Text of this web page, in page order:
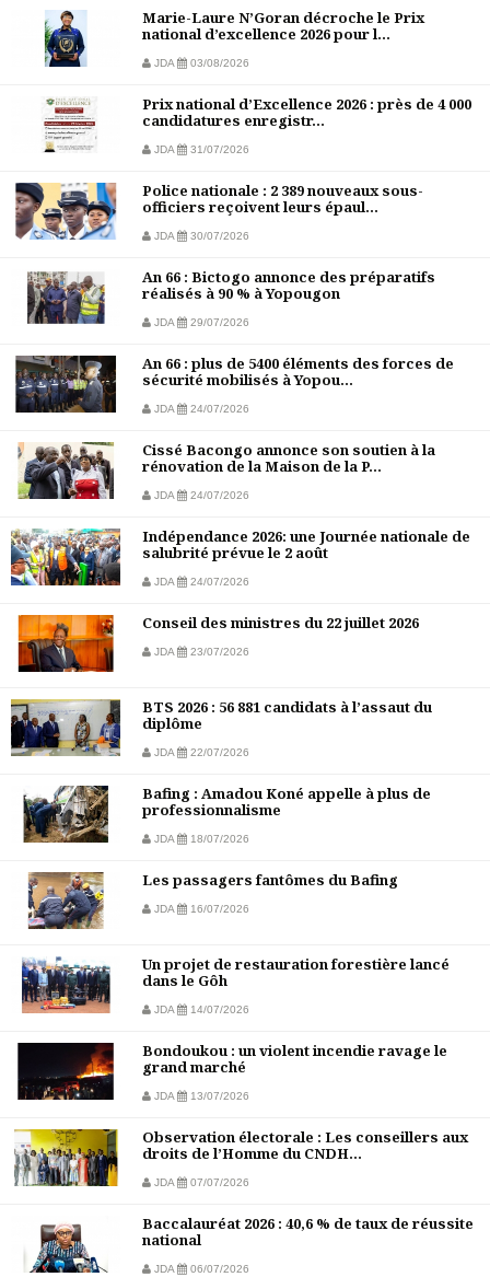
Marie-Laure N’Goran décroche le Prix
national d’excellence 2026 pour l...
JDA 03/08/2026
Prix national d’Excellence 2026 : près de 4 000
candidatures enregistr...
JDA 31/07/2026
Police nationale : 2 389 nouveaux sous-
officiers reçoivent leurs épaul...
JDA 30/07/2026
An 66 : Bictogo annonce des préparatifs
réalisés à 90 % à Yopougon
JDA 29/07/2026
An 66 : plus de 5400 éléments des forces de
sécurité mobilisés à Yopou...
JDA 24/07/2026
Cissé Bacongo annonce son soutien à la
rénovation de la Maison de la P...
JDA 24/07/2026
Indépendance 2026: une Journée nationale de
salubrité prévue le 2 août
JDA 24/07/2026
Conseil des ministres du 22 juillet 2026
JDA 23/07/2026
BTS 2026 : 56 881 candidats à l’assaut du
diplôme
JDA 22/07/2026
Bafing : Amadou Koné appelle à plus de
professionnalisme
JDA 18/07/2026
Les passagers fantômes du Bafing
JDA 16/07/2026
Un projet de restauration forestière lancé
dans le Gôh
JDA 14/07/2026
Bondoukou : un violent incendie ravage le
grand marché
JDA 13/07/2026
Observation électorale : Les conseillers aux
droits de l’Homme du CNDH...
JDA 07/07/2026
Baccalauréat 2026 : 40,6 % de taux de réussite
national
JDA 06/07/2026